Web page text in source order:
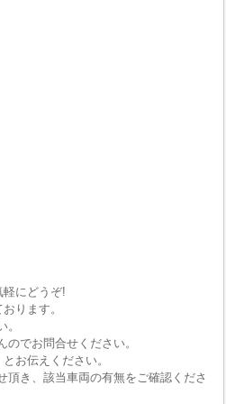
にどうぞ!
ります。
でお問合せください。
お伝えください。
き、該当車両の有無をご確認くださ